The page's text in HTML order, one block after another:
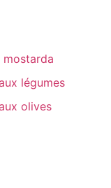
mostarda
légumes
olives